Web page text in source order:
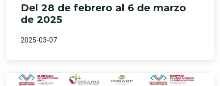
Del 28 de febrero al 6 de marzo
de 2025
2025-03-07